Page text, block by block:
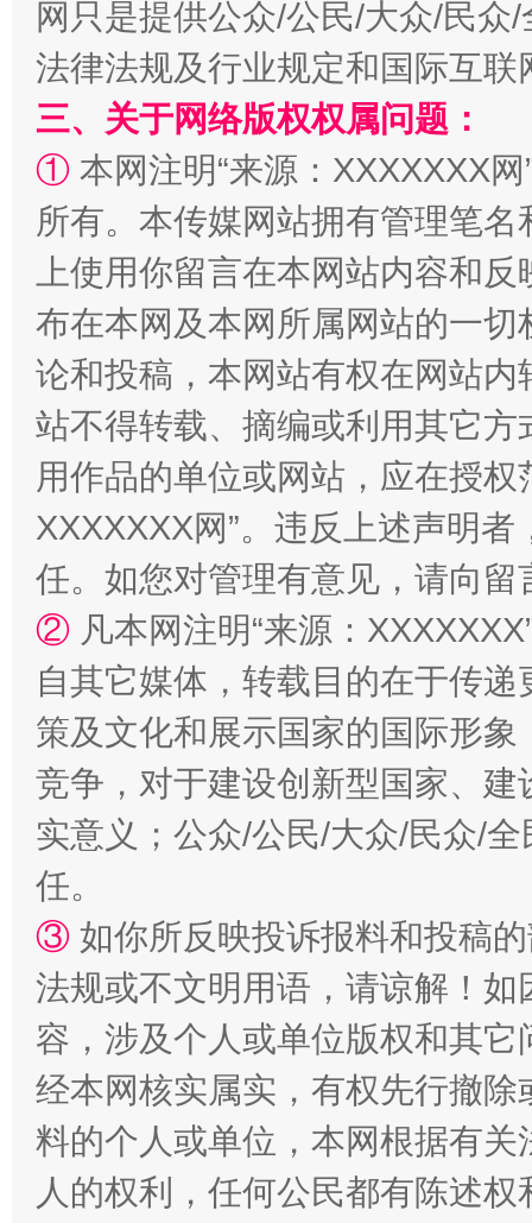
阿坝州三大球赛在茂县开幕 规模
国家大学科技园优化重塑工作
扯下公款旅游的“隐身衣” 如何以
“蜀中异人”王建安的艺术幻境
网只是提供公众/公民/大众/民
法律法规及行业规定和国际互
三、关于网络版权权属问题：
① 本网注明“来源：XXXXXXX
所有。本传媒网站拥有管理笔
上使用你留言在本网站内容和
布在本网及本网所属网站的一
论和投稿，本网站有权在网站
站不得转载、摘编或利用其它
用作品的单位或网站，应在授
XXXXXXX网”。违反上述声明
任。如您对管理有意见，请向
② 凡本网注明“来源：
自其它媒体，转载目的在于传
策及文化和展示国家的国际形
竞争，对于建设创新型国家、
实意义；公众/公民/大众/民众/
任。
③ 如你所反映投诉报料和投稿
法规或不文明用语，请谅解！
容，涉及个人或单位版权和其它
经本网核实属实，有权先行撤
料的个人或单位，本网根据有
人的权利，任何公民都有陈述